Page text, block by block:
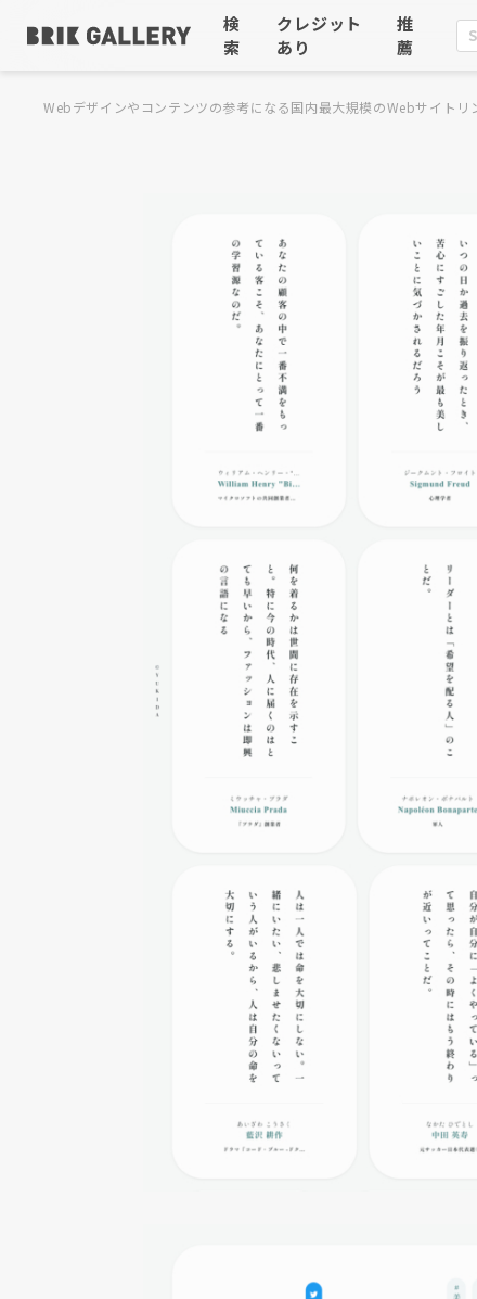
検
索
クレジット
あり
推
薦
Webデザインやコンテンツの参考になる国内最大規模のWebサイト